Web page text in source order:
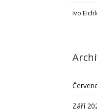
Ivo
Září